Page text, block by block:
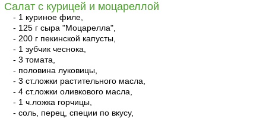
Салат с курицей и моцареллой
- 1 куриное филе,
- 125 г сыра "Моцарелла",
- 200 г пекинской капусты,
- 1 зубчик чеснока,
- 3 томата,
- половина луковицы,
- 3 ст.ложки растительного масла,
- 4 ст.ложки оливкового масла,
- 1 ч.ложка горчицы,
- соль, перец, специи по вкусу,